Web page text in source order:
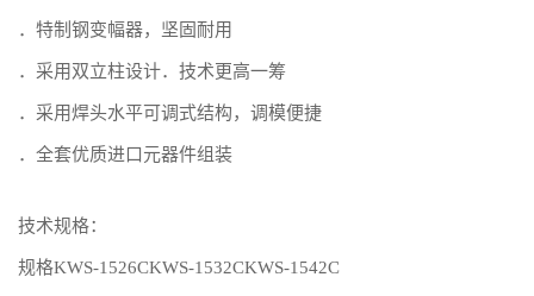
．特制钢变幅器，坚固耐用
．采用双立柱设计．技术更高一筹
．采用焊头水平可调式结构，调模便捷
．全套优质进口元器件组装
技术规格：
规格KWS-1526CKWS-1532CKWS-1542C